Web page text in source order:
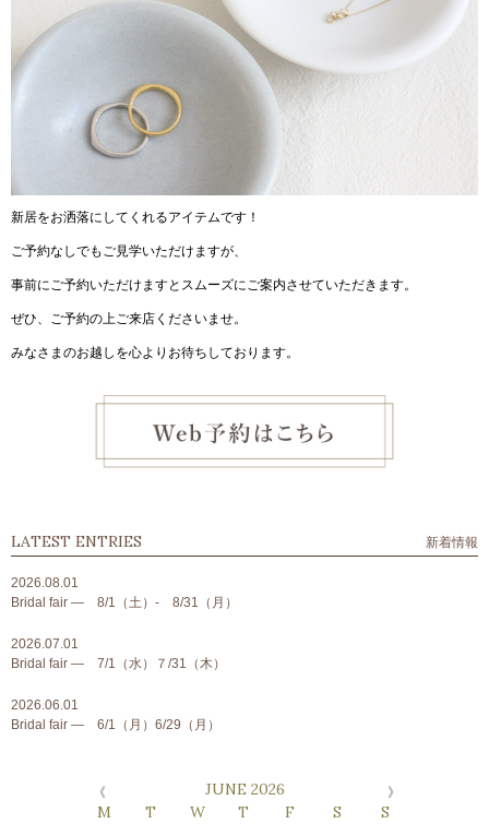
新居をお洒落にしてくれるアイテムです！
ご予約なしでもご見学いただけますが、
事前にご予約いただけますとスムーズにご案内させていただきます。
ぜひ、ご予約の上ご来店くださいませ。
みなさまのお越しを心よりお待ちしております。
LATEST ENTRIES 新着情報
2026.08.01
Bridal fair ― 8/1（土）- 8/31（月）
2026.07.01
Bridal fair ― 7/1（水）７/31（木）
2026.06.01
Bridal fair ― 6/1（月）6/29（月）
JUNE 2026
M
T W T F S
S